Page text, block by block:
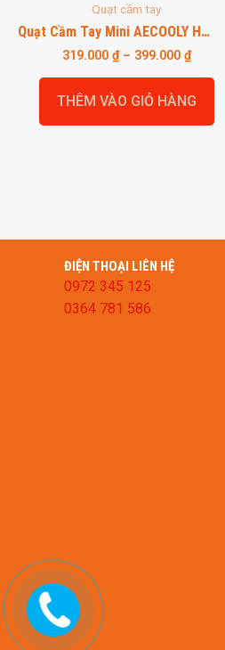
Quạt cầm tay
Quạt Cầm Tay Mini AECOOLY Halo 02 PB02 Pin 5000mAh, Động Cơ Không Chổi Than
319.000 ₫– 399.000 ₫
THÊM VÀO GIỎ HÀNG
ĐIỆN THOẠI LIÊN HỆ
0972 345 125
0364 781 586